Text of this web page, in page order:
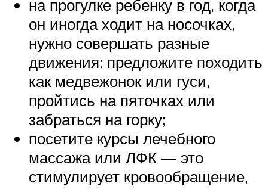
на прогулке ребенку в год, когда
он иногда ходит на носочках,
нужно совершать разные
движения: предложите походить
как медвежонок или гуси,
пройтись на пяточках или
забраться на горку;
посетите курсы лечебного
массажа или ЛФК — это
стимулирует кровообращение,